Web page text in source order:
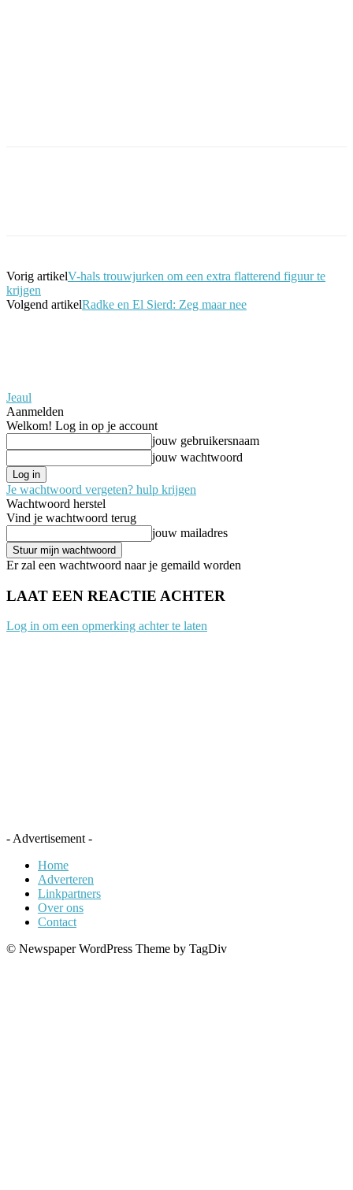
Vorig artikelV-hals trouwjurken om een extra flatterend figuur te
krijgen
Volgend artikelRadke en El Sierd: Zeg maar nee
Jeaul
Aanmelden
Welkom! Log in op je account
jouw gebruikersnaam
jouw wachtwoord
Je wachtwoord vergeten? hulp krijgen
Wachtwoord herstel
Vind je wachtwoord terug
jouw mailadres
Er zal een wachtwoord naar je gemaild worden
LAAT EEN REACTIE ACHTER
Log in om een opmerking achter te laten
- Advertisement -
Home
Adverteren
Linkpartners
Over ons
Contact
© Newspaper WordPress Theme by TagDiv